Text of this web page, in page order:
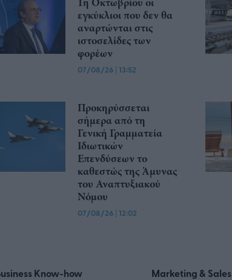
εγκύκλιοι που δεν θα
αναρτώνται στις
ιστοσελίδες των
φορέων
07/08/26 | 13:52
Προκηρύσσεται
σήμερα από τη
Γενική Γραμματεία
Ιδιωτικών
Επενδύσεων το
καθεστώς της Άμυνας
του Αναπτυξιακού
Νόμου
07/08/26 | 12:02
Know-how Marketing & Sales